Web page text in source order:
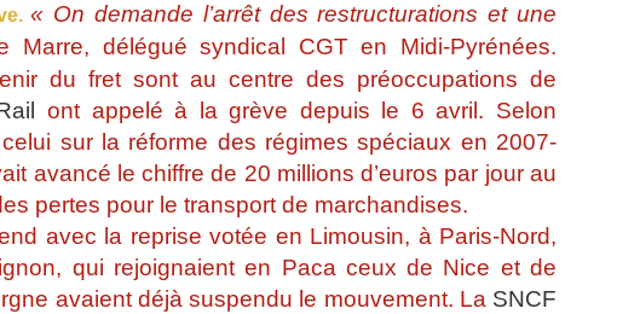
« On demande l’arrêt des restructurations et une
Marre, délégué syndical CGT en Midi-Pyrénées.
du fret sont au centre des préoccupations de
ont appelé à la grève depuis le 6 avril. Selon
sur la réforme des régimes spéciaux en 2007-
avancé le chiffre de 20 millions d’euros par jour au
pertes pour le transport de marchandises.
avec la reprise votée en Limousin, à Paris-Nord,
qui rejoignaient en Paca ceux de Nice et de
avaient déjà suspendu le mouvement. La SNCF